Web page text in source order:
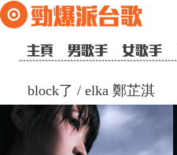
block了 / elka 鄭芷淇